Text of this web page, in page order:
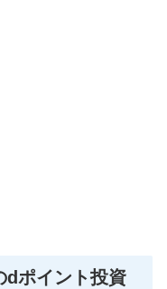
dポイント投資